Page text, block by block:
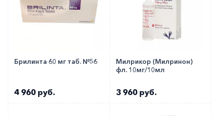
Брилинта 60 мг таб. №56
4 960 руб.
Милрикор (Милринон)
фл. 10мг/10мл
3 960 руб.